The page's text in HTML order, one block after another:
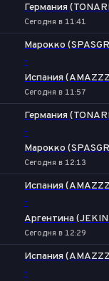
Германия
Сегодня в 11:41
Марокко
-
Испания
Сегодня в 11:57
Германия
-
Марокко
Сегодня в 12:13
Испания
-
Аргентина
Сегодня в 12:29
Испания
-